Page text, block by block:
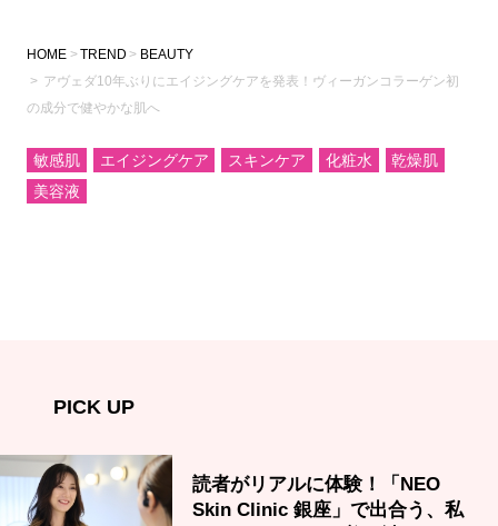
HOME TREND
BEAUTY
アヴェダ10年ぶりにエイジングケアを発表！ヴィーガンコラーゲン初
の成分で健やかな肌へ
敏感肌 エイジングケア スキンケア 化粧水
乾燥肌
美容液
PICK UP
読者がリアルに体験！「NEO
Skin Clinic 銀座」で出合う、私